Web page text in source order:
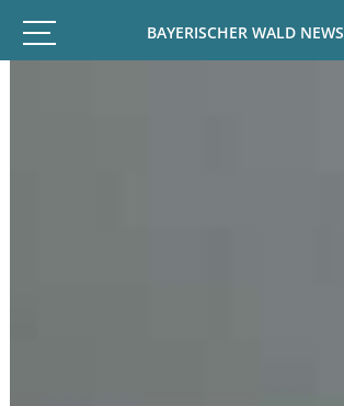
BAYERISCHER WALD NEWS